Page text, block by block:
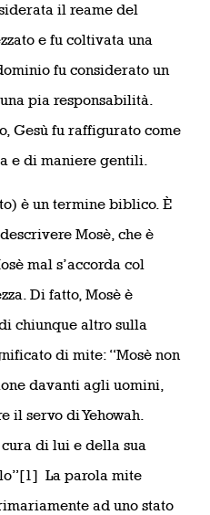
il reame del
e fu coltivata una
fu considerato un
pia responsabilità.
Gesù fu raffigurato come
e di maniere gentili.
è un termine biblico. È
Mosè, che è
mal s’accorda col
Di fatto, Mosè è
chiunque altro sulla
di mite: “Mosè non
davanti agli uomini,
il servo di Yehowah.
cura di lui e della sua
La parola mite
ad uno stato